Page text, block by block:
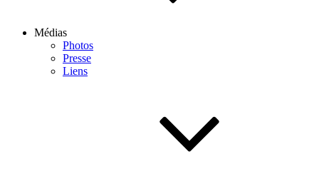
Médias
Photos
Presse
Liens